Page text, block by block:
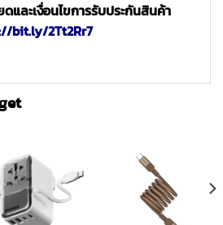
ดและเงื่อนไขการรับประกันสินค้า
bit.ly/2Tt2Rr7